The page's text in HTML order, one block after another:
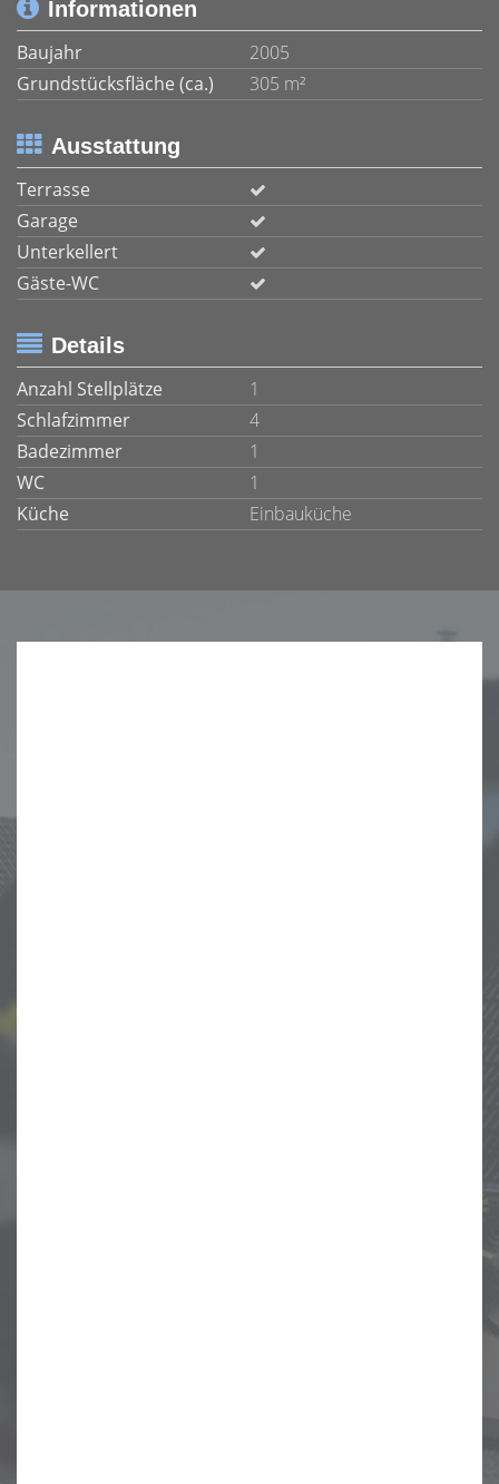
Informationen
Baujahr
2005
Grundstücksfläche (ca.)
305 m²
Ausstattung
Terrasse
Garage
Unterkellert
Gäste-WC
Details
Anzahl Stellplätze
1
Schlafzimmer
4
Badezimmer
1
WC
1
Küche
Einbauküche